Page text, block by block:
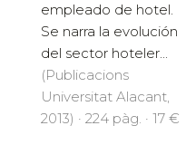
empleado de hotel.
Se narra la evolución
del sector hoteler...
(Publicacions
Universitat Alacant,
2013) · 224 pàg. · 17 €